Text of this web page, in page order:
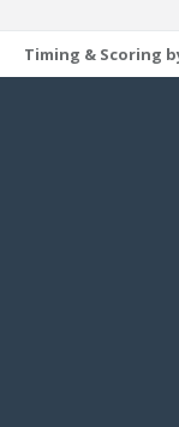
Timing & Scoring